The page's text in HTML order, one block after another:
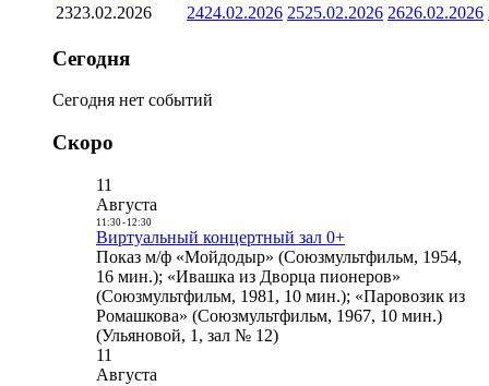
2323.02.2026 2424.02.2026 2525.02.2026 2626.02.2026
Сегодня
Сегодня нет событий
Скоро
11
Августа
11:30- 12:30
Виртуальный концертный зал 0+
Показ м/ф «Мойдодыр» (Союзмультфильм, 1954,
16 мин.); «Ивашка из Дворца пионеров»
(Союзмультфильм, 1981, 10 мин.); «Паровозик из
Ромашкова» (Союзмультфильм, 1967, 10 мин.)
(Ульяновой, 1, зал № 12)
11
Августа